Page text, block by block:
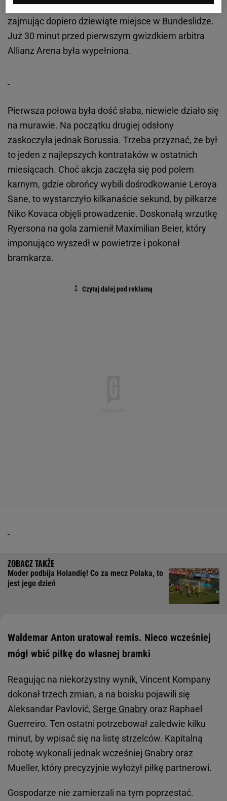
bolesnej porażce z FC Barceloną w LM oraz
zajmując dopiero dziewiąte miejsce w Bundeslidze.
Już 30 minut przed pierwszym gwizdkiem arbitra
Allianz Arena była wypełniona.
Pierwsza połowa była dość słaba, niewiele działo się
na murawie. Na początku drugiej odsłony
zaskoczyła jednak Borussia. Trzeba przyznać, że był
to jeden z najlepszych kontrataków w ostatnich
miesiącach. Choć akcja zaczęła się pod polem
karnym, gdzie obrońcy wybili dośrodkowanie Leroya
Sane, to wystarczyło kilkanaście sekund, by piłkarze
Niko Kovaca objęli prowadzenie. Doskonałą wrzutkę
Ryersona na gola zamienił Maximilian Beier, który
imponująco wyszedł w powietrze i pokonał
bramkarza.
Moder podbija Holandię! Co za mecz Polaka, to
jest jego dzień
Waldemar Anton uratował remis. Nieco wcześniej
mógł wbić piłkę do własnej bramki
Reagując na niekorzystny wynik, Vincent Kompany
dokonał trzech zmian, a na boisku pojawili się
Aleksandar Pavlović, Serge Gnabry oraz Raphael
Guerreiro. Ten ostatni potrzebował zaledwie kilku
minut, by wpisać się na listę strzelców. Kapitalną
robotę wykonali jednak wcześniej Gnabry oraz
Mueller, który precyzyjnie wyłożył piłkę partnerowi.
Gospodarze nie zamierzali na tym poprzestać.